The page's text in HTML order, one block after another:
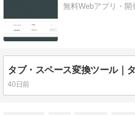
無料Webアプリ・開
40日前